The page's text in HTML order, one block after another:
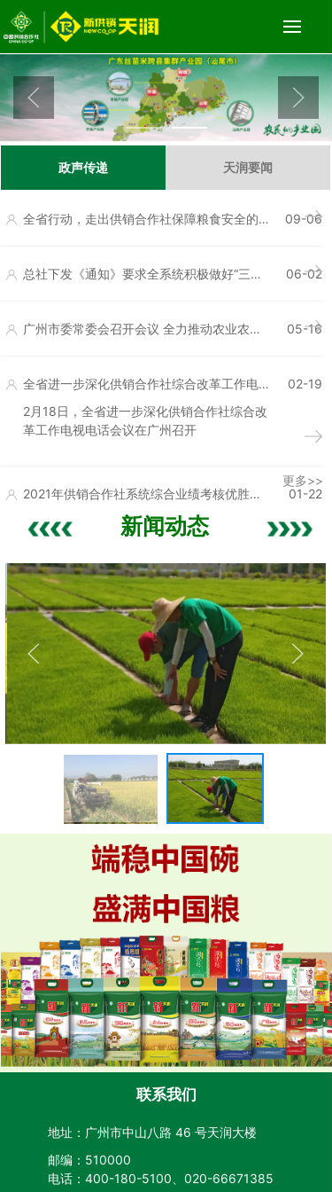
政声传递 天润要闻
全省行动，走出供销合作社保障粮食安全的
09-06
总社下发《通知》要求全系统积极做好“三夏”
06-02
广州市委常委会召开会议 全力推动农业农村
05-16
全省进一步深化供销合作社综合改革工作电
视电话会议在广州召开
2月18日，全省进一步深化供销合作社综合改
革工作电视电话会议在广州召开
02-19
2021年供销合作社系统综合业绩考核优胜单
中华全国供销合作总社（以下简称总社）决
定对2021年供销合作社系统综合业绩考核优
01-22
更多>>
更多>>
新闻动态
农民的产业园“南雄篇” | “三夏”进行时，南雄农事忙
联系我们
地址：广州市中山八路 46 号天润大楼
邮编：510000
电话：400-180-5100、020-66671385